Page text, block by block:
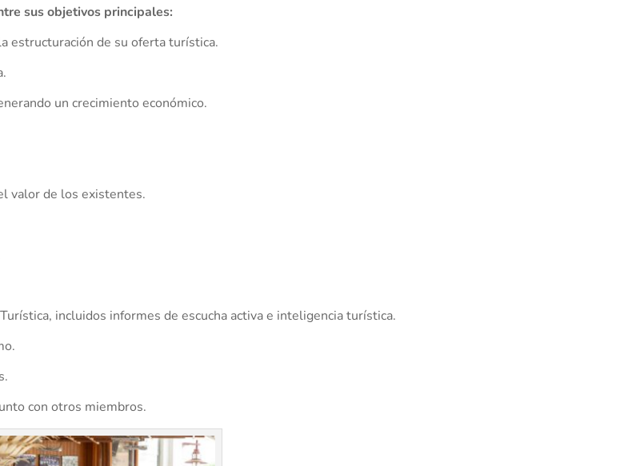
sus objetivos principales:
estructuración de su oferta turística.
un crecimiento económico.
valor de los existentes.
incluidos informes de escucha activa e inteligencia turística.
con otros miembros.